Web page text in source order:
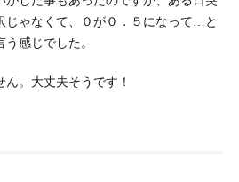
じゃなくて、０が０．５になって…と
感じでした。
。大丈夫そうです！